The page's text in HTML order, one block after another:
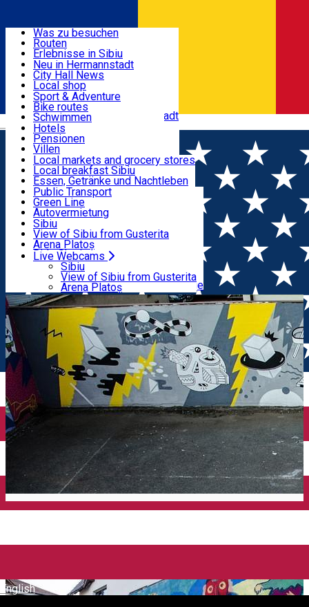
Română
English
Nützliche informationen
Aktivitäten & Abenteuer
Unterkunft
Essen, Getränke & Nachtleben
Transport & Parken
Live Webcams
Was zu besuchen
Routen
Erlebnisse in Sibiu
Podcast
Kultur
Museen
Kirchen
Parks, Zoo
Im Umkreis von Hermannstadt
Neu in Hermannstadt
City Hall News
Local shop
Sibiu Handwerker
Sibiul Verde
Public services
Bildung
Wie komme ich nach Sibiu?
Touristeninfo
Reiseführer
Guided tours
Local publication
Schönheitssalon
Sport & Adventure
Bike routes
Schwimmen
Reiten
Fitnessstudio
Loc de joacă indoor
Loc de joacă outdoor
Ski
Eislaufen
Yoga
Hotels
Pensionen
Villen
Hostels
Motels
Camping
Zimmer zu vermieten
Wohnungen
Unterkunft außerhalb von Sibiu
Local markets and grocery stores
Local breakfast Sibiu
Essen, Getränke und Nachtleben
Pizza
Fast Food
Kaffeestube
Konditorei
Pub, Bar
Nachtclubs
Bäckerei
Public Transport
Green Line
Autovermietung
Fahrad verleih
Scooter rentals
Taxi
Ride Sharing
Park-Tickets
Parkplätze
Ladestationen für Elektrofahrzeuge
Sibiu
View of Sibiu from Gusterita
Arena Platoș
Live Webcams
Sibiu
View of Sibiu from Gusterita
Arena Platoș
Home Street art
Street Art Spot: Școala Gimnazială